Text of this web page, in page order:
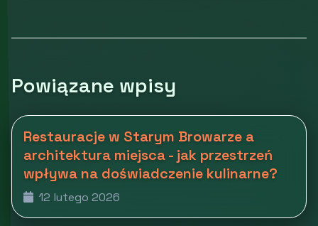
Powiązane wpisy
Restauracje w Starym Browarze a
architektura miejsca - jak przestrzeń
wpływa na doświadczenie kulinarne?
12 lutego 2026